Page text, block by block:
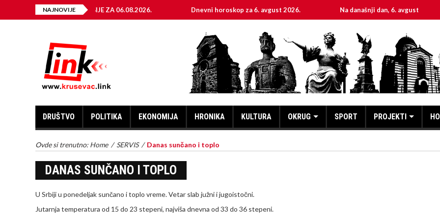
NAJNOVIJE
ELEKTRIČNE ENERGIJE ZA 06.08.2026. Dnevni horoskop za 6. avgust 2026. Na današnji dan, 6. avgust
DRUŠTVO POLITIKA EKONOMIJA HRONIKA KULTURA OKRUG SPORT PROJEKTI
Ovde si trenutno: Home / SERVIS / Danas sunčano i toplo
DANAS SUNČANO I TOPLO
U Srbiji u ponedeljak sunčano i toplo vreme. Vetar slab južni i jugoistočni.
Jutarnja temperatura od 15 do 23 stepeni, najviša dnevna od 33 do 36 stepeni.